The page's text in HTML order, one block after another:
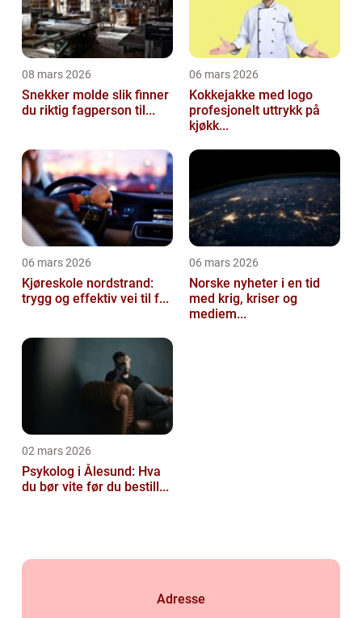
08 mars 2026
Snekker molde slik finner
du riktig fagperson til...
06 mars 2026
Kokkejakke med logo
profesjonelt uttrykk på
kjøkk...
06 mars 2026
Kjøreskole nordstrand:
trygg og effektiv vei til f...
06 mars 2026
Norske nyheter i en tid
med krig, kriser og
mediem...
02 mars 2026
Psykolog i Ålesund: Hva
du bør vite før du bestill...
Adresse